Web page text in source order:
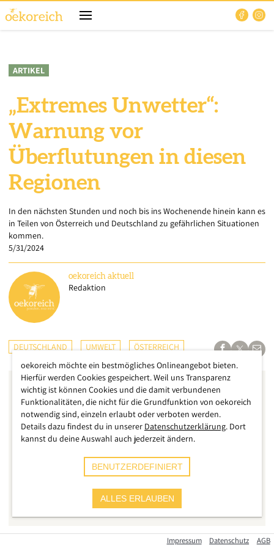
ARTIKEL
„Extremes Unwetter“:
Warnung vor
Überflutungen in diesen
Regionen
In den nächsten Stunden und noch bis ins Wochenende hinein kann es
in Teilen von Österreich und Deutschland zu gefährlichen Situationen
kommen.
5/31/2024
oekoreich aktuell
Redaktion
DEUTSCHLAND UMWELT ÖSTERREICH
Impressum Datenschutz AGB
oekoreich möchte ein bestmögliches Onlineangebot bieten.
Hierfür werden Cookies gespeichert. Weil uns Transparenz
wichtig ist können Cookies und die damit verbundenen
Funktionalitäten, die nicht für die Grundfunktion von oekoreich
notwendig sind, einzeln erlaubt oder verboten werden.
Details dazu findest du in unserer Datenschutzerklärung. Dort
kannst du deine Auswahl auch jederzeit ändern.
BENUTZERDEFINIERT
ALLES ERLAUBEN